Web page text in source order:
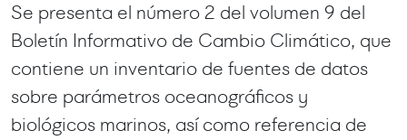
Se presenta el número 2 del volumen 9 del
Boletín Informativo de Cambio Climático, que
contiene un inventario de fuentes de datos
sobre parámetros oceanográficos y
biológicos marinos, así como referencia de